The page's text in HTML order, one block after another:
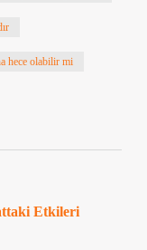
hece olabilir mi
Etkileri